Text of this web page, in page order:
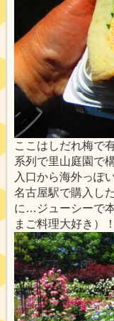
ここはしだれ梅で
系列で里山庭園で
入口から海外っぽ
名古屋駅で購入し
に…ジューシーで
まご料理大好き）！